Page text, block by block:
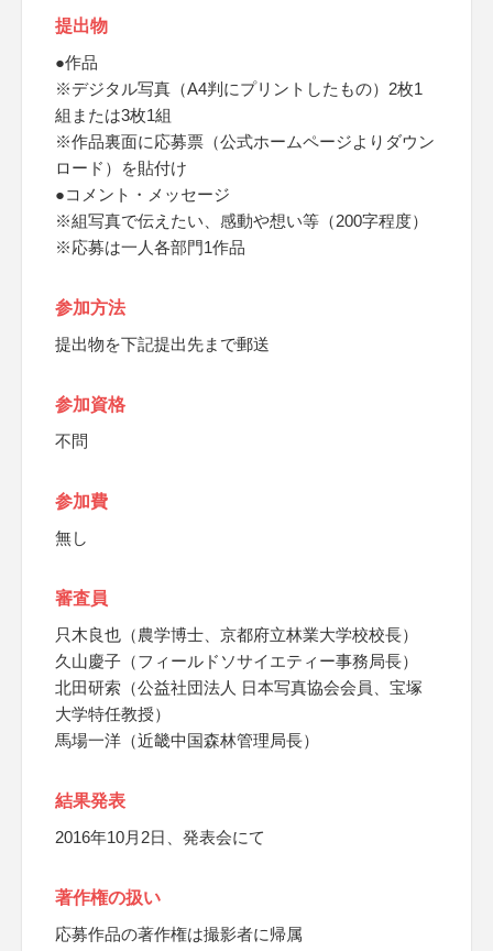
提出物
●作品
※デジタル写真（A4判にプリントしたもの）2枚1
組または3枚1組
※作品裏面に応募票（公式ホームページよりダウン
ロード）を貼付け
●コメント・メッセージ
※組写真で伝えたい、感動や想い等（200字程度）
※応募は一人各部門1作品
参加方法
提出物を下記提出先まで郵送
参加資格
不問
参加費
無し
審査員
只木良也（農学博士、京都府立林業大学校校長）
久山慶子（フィールドソサイエティー事務局長）
北田研索（公益社団法人 日本写真協会会員、宝塚
大学特任教授）
馬場一洋（近畿中国森林管理局長）
結果発表
2016年10月2日、発表会にて
著作権の扱い
応募作品の著作権は撮影者に帰属